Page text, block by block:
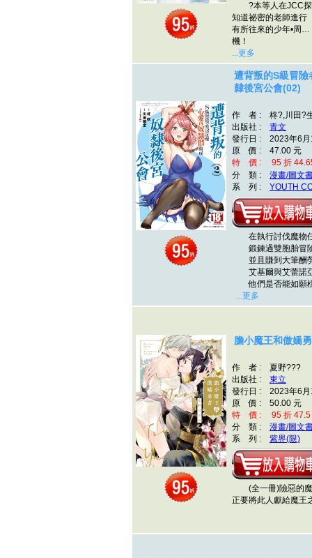
?本等人在JCC探
知道祕密的老師進行
有所往來的少年•周
機！
...更多
遭背叛的S級冒
隸後宮公會(02)
作 者 : 柊?,川田?
出版社 : 青文
發行日 : 2023年6月
原 價 : 47.00 元
特 價 : 95 折
分 類 : 漫畫/圖文
系 列 : YOUTH
在執行討伐魔物
鍛鍊過雙胞胎冒
並且賺到大筆酬
艾基爾與艾蕾諾
他們是否能如願
...更多
膽小魔王和傲嬌
作 者 : 夏野???
出版社 : 東立
發行日 : 2023年6月
原 價 : 50.00 元
特 價 : 95 折 47.5
分 類 : 漫畫/圖文
系 列 : 紫界(限)
(全一冊)險惡的
正要將此人獻給魔